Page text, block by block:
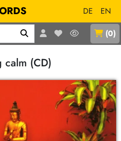
DE
EN
(0)
calm (CD)